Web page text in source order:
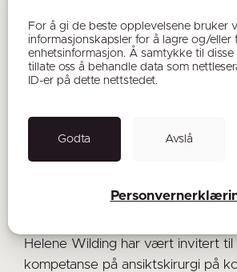
Helene Wilding har bidratt på
Porto
Vi er stolte over at vår erfarne
Helene Wilding har vært invitert til
kompetanse på ansiktskirurgi på
For å gi de beste opplevelsene bruker
informasjonskapsler for å lagre og/eller
enhetsinformasjon. Å samtykke til disse
tillate oss å behandle data som
ID-er på dette nettstedet.
Godta Avslå